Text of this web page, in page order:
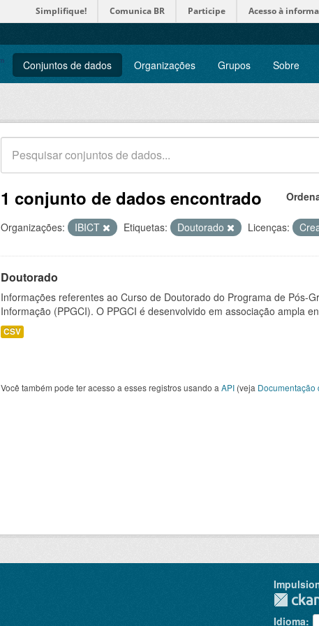
Simplifique! Comunica BR Participe Acesso à
Conjuntos de dados Organizações Grupos Sobre
1 conjunto de dados encontrado
Organizações: IBICT Etiquetas: Doutorado Licenças:
Doutorado
Informações referentes ao Curso de Doutorado do Programa de Pós-
Informação (PPGCI). O PPGCI é desenvolvido em associação ampla
CSV
Você também pode ter acesso a esses registros usando a API (veja Documentação
Idioma